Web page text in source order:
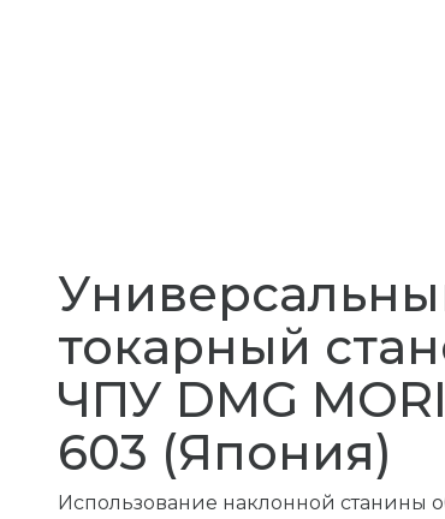
токарный
ЧПУ DMG
603 (Япония)
Использование наклонной станины